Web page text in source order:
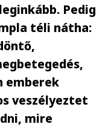
Pedig
téli nátha:
emberek
veszélyeztet
mire